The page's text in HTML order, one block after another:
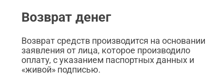
Возврат денег
Возврат средств производится на основании
заявления от лица, которое производило
оплату, с указанием паспортных данных и
«живой» подписью.